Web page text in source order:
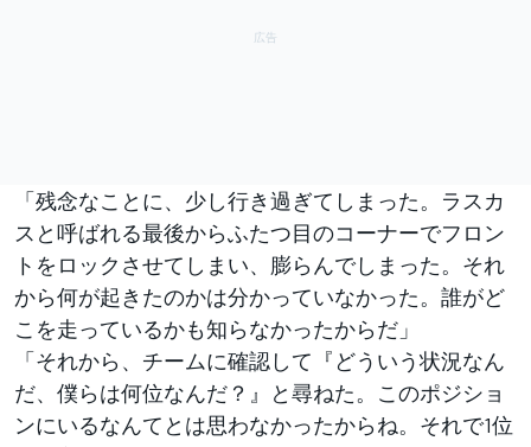
「残念なことに、少し行き過ぎてしまった。ラスカ
スと呼ばれる最後からふたつ目のコーナーでフロン
トをロックさせてしまい、膨らんでしまった。それ
から何が起きたのかは分かっていなかった。誰がど
こを走っているかも知らなかったからだ」
「それから、チームに確認して『どういう状況なん
だ、僕らは何位なんだ？』と尋ねた。このポジショ
ンにいるなんてとは思わなかったからね。それで1位